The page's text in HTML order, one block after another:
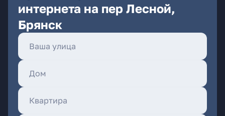
интернета на пер Лесной,
Брянск